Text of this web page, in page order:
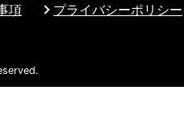
項 プライバシーポリシー